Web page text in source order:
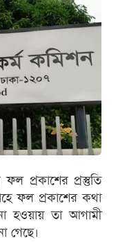
প্রকাশের প্রস্তুতি
ফল প্রকাশের কথা
হওয়ায় তা আগামী
গেছে।